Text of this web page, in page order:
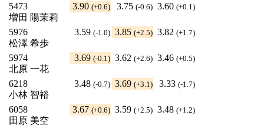
5473
増田 陽茉莉
3.90 (+0.6) 3.75 (-0.6) 3.60 (+0.1)
5976
松澤 希歩
3.59 (-1.0) 3.85 (+2.5) 3.82 (+1.7)
5974
北原 一花
3.69 (-0.1) 3.62 (+2.6) 3.46 (+0.5)
6218
小林 智裕
3.48 (-0.7) 3.69 (+3.1) 3.33 (-1.7)
6058
田原 美空
3.67 (+0.6) 3.59 (+2.5) 3.48 (+1.2)